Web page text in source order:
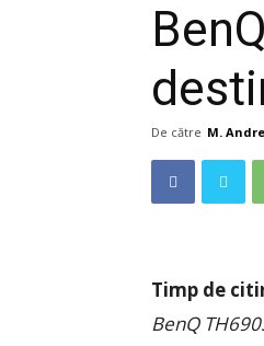
De către M.
Timp de
BenQ